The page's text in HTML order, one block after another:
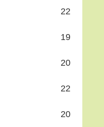
22
19
20
22
20